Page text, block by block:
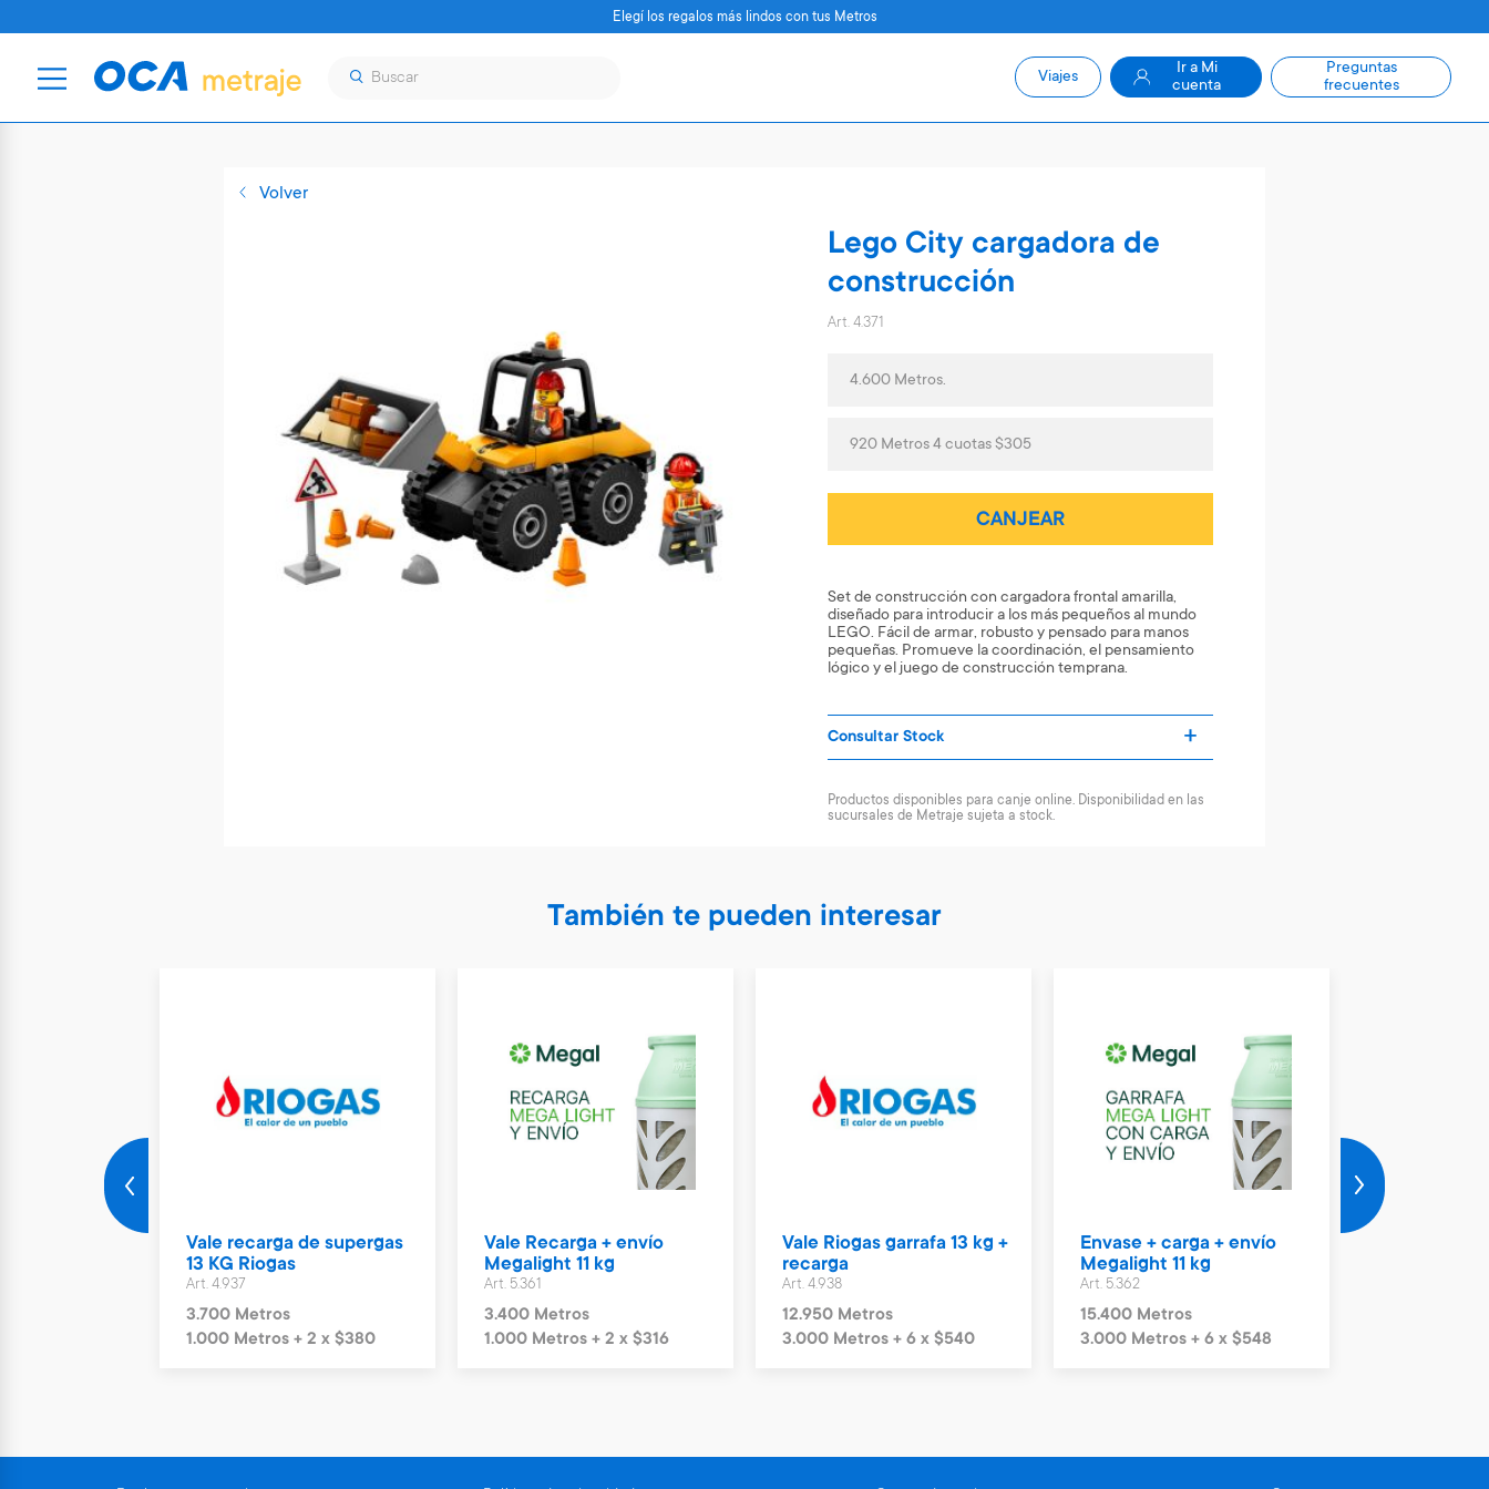
Volver
Lego City cargadora de
construcción
Art. 4.371
4.600 Metros.
920 Metros 4 cuotas $305
CANJEAR
Set de construcción con cargadora frontal amarilla,
diseñado para introducir a los más pequeños al mundo
LEGO. Fácil de armar, robusto y pensado para manos
pequeñas. Promueve la coordinación, el pensamiento
lógico y el juego de construcción temprana.
Consultar Stock
Productos disponibles para canje online. Disponibilidad en las
sucursales de Metraje sujeta a stock.
También te pueden interesar
Vale recarga de supergas
13 KG Riogas
Art. 4.937
3.700 Metros
1.000 Metros + 2 x $380
Vale Recarga + envío
Megalight 11 kg
Art. 5.361
3.400 Metros
1.000 Metros + 2 x $316
Vale Riogas garrafa 13 kg +
recarga
Art. 4.938
12.950 Metros
3.000 Metros + 6 x $540
Envase + carga + envío
Megalight 11 kg
Art. 5.362
15.400 Metros
3.000 Metros + 6 x $548
Elegí los regalos más lindos con tus Metros
Viajes
Ir a Mi
cuenta
Preguntas
frecuentes